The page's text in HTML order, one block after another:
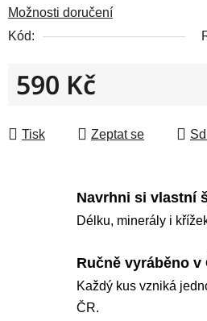
Možnosti doručení
Kód:
590 Kč
Tisk
Zeptat se
Navrhni si vlastní
Délku, minerály i
Ručně vyráběno v
Každý kus vzniká
ČR.